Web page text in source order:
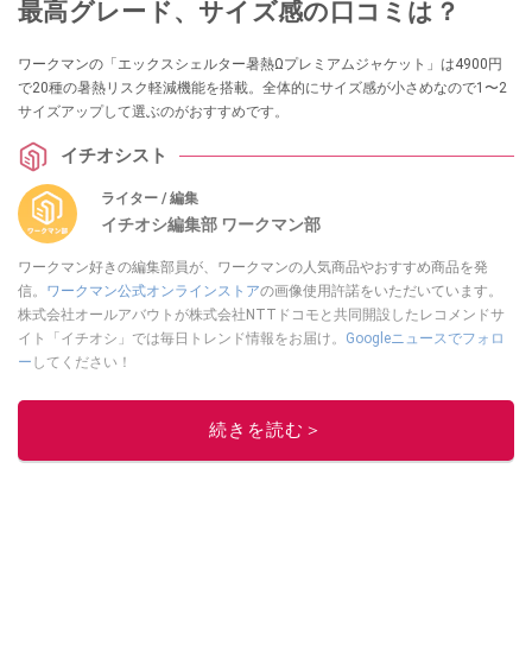
最高グレード、サイズ感の口コミは？
ワークマンの「エックスシェルター暑熱Ωプレミアムジャケット」は4900円
で20種の暑熱リスク軽減機能を搭載。全体的にサイズ感が小さめなので1〜2
サイズアップして選ぶのがおすすめです。
イチオシスト
ライター / 編集
イチオシ編集部 ワークマン部
ワークマン好きの編集部員が、ワークマンの人気商品やおすすめ商品を発
信。 ワークマン公式オンラインストアの画像使用許諾をいただいています。
株式会社オールアバウトが株式会社NTTドコモと共同開設したレコメンドサ
イト「イチオシ」では毎日トレンド情報をお届け。 Googleニュースでフォロ
ー してください！
このイチオシストの他の記事を読む
続きを読む＞